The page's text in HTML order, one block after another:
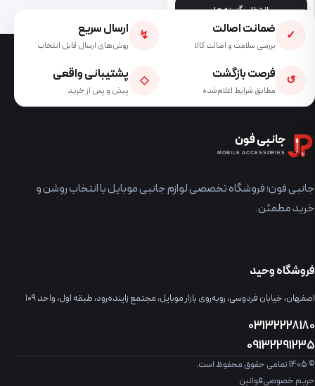
انتخاب گزینه ها
✓ ضمانت اصالت
بررسی سلامت و اصالت کالا
↯ ارسال سریع
روش‌های ارسال قابل انتخاب
↺ فرصت بازگشت
مطابق شرایط اعلام‌شده
◇ پشتیبانی واقعی
پیش و پس از خرید
جانبی فون
MOBILE ACCESSORIES
جانبی فون؛ فروشگاه تخصصی لوازم جانبی موبایل با انتخاب روشن و
خرید مطمئن.
فروشگاه وحید
اصفهان، خیابان فردوسی، روبه‌روی بازار موبایل، مجتمع زاینده‌رود، طبقه اول، واحد ۱۰۹
03132228180
09132291235
© 1405 تمامی حقوق محفوظ است.
حریم خصوصیقوانین